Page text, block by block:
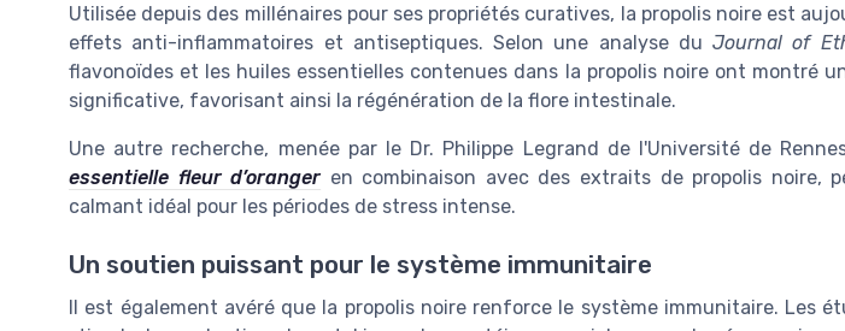
Utilisée depuis des millénaires pour ses propriétés curatives, la propolis noire est
effets anti-inflammatoires et antiseptiques. Selon une analyse duJournal of
flavonoïdes et les huiles essentielles contenues dans la propolis noire ont montré
significative, favorisant ainsi la régénération de la flore intestinale.
Une autre recherche, menée par le Dr. Philippe Legrand de l'Université de
essentielle fleur d’oranger en combinaison avec des extraits de propolis noire,
calmant idéal pour les périodes de stress intense.
Un soutien puissant pour le système immunitaire
Il est également avéré que la propolis noire renforce le système immunitaire. Les